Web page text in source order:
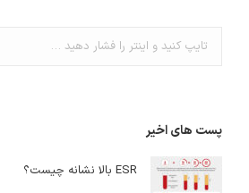
جستجو:
پست های اخیر
ESR بالا نشانه چیست؟